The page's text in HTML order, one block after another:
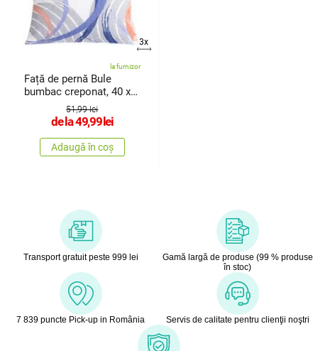
3x
la furnizor
Față de pernă Bule
bumbac creponat, 40 x
51,99 lei
de la49,99lei
Adaugă în coș
Transport gratuit peste 999 lei
Gamă largă de produse (99 % produse
în stoc)
7 839 puncte Pick-up in România Servis de calitate pentru clienţii noştri